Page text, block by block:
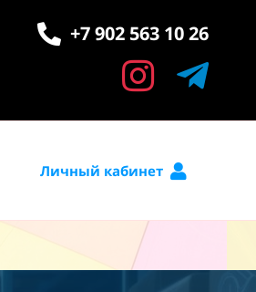
+7 902 563 10 26
Личный кабинет